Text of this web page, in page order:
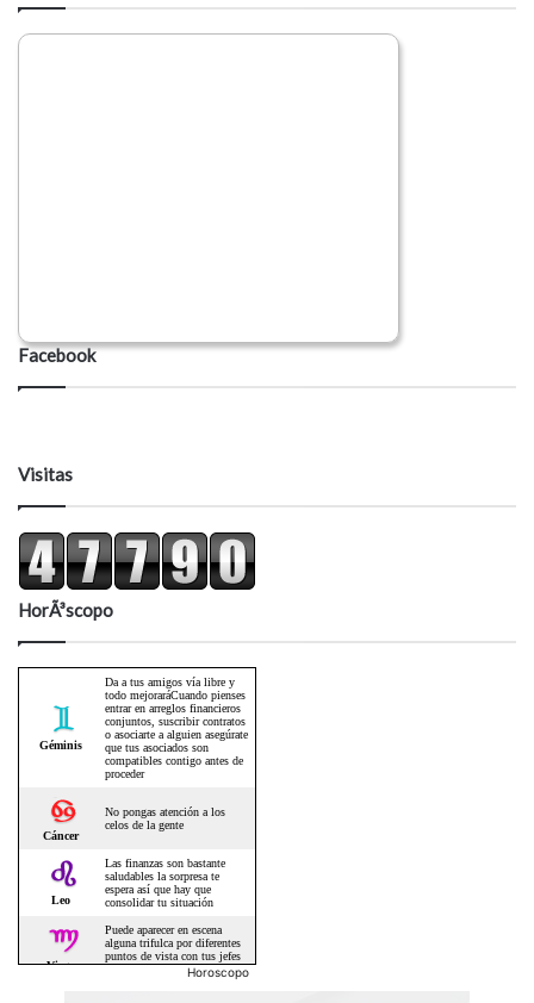
Facebook
Visitas
HorÃ³scopo
Horoscopo